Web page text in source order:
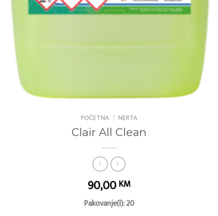
POČETNA / NERTA
Clair All Clean
90,00 KM
Pakovanje(l): 20